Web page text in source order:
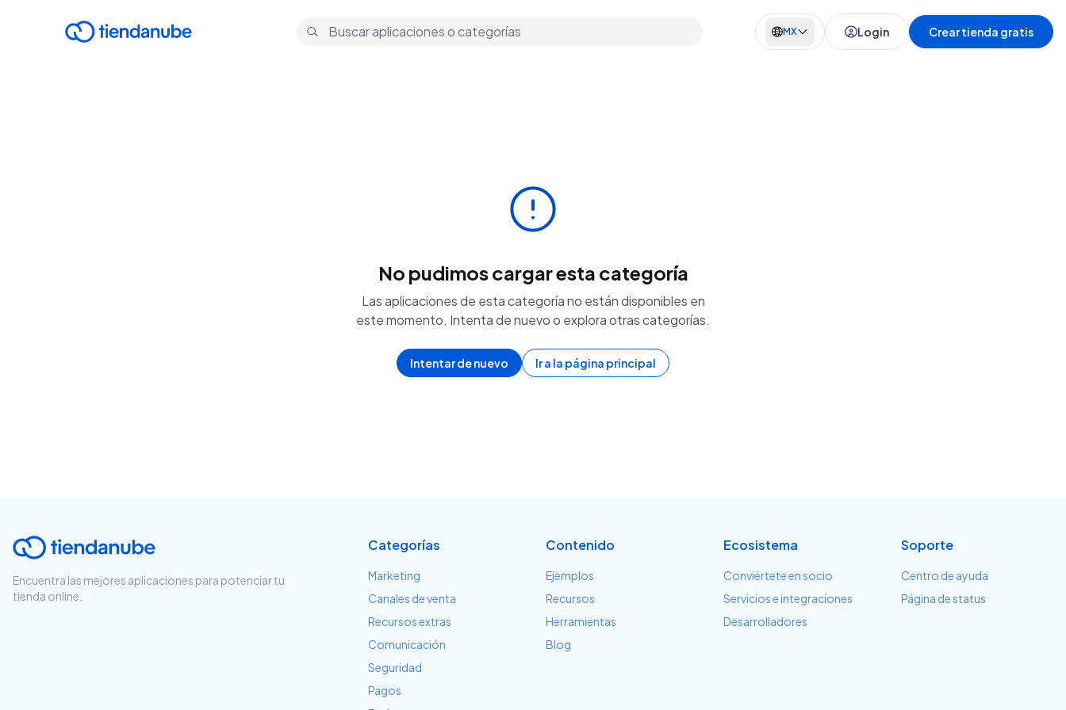
MX Login Crear tienda gratis
No pudimos cargar esta categoría
Las aplicaciones de esta categoría no están disponibles en
este momento. Intenta de nuevo o explora otras categorías.
Intentar de nuevo Ir a la página principal
Encuentra las mejores aplicaciones para potenciar tu
tienda online.
Categorías
Marketing
Canales de venta
Recursos extras
Comunicación
Seguridad
Pagos
Contenido
Ejemplos
Recursos
Herramientas
Blog
Ecosistema
Conviértete en socio
Servicios e integraciones
Desarrolladores
Soporte
Centro de ayuda
Página de status